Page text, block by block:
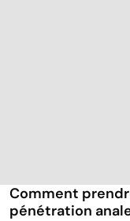
Comment
pénétration